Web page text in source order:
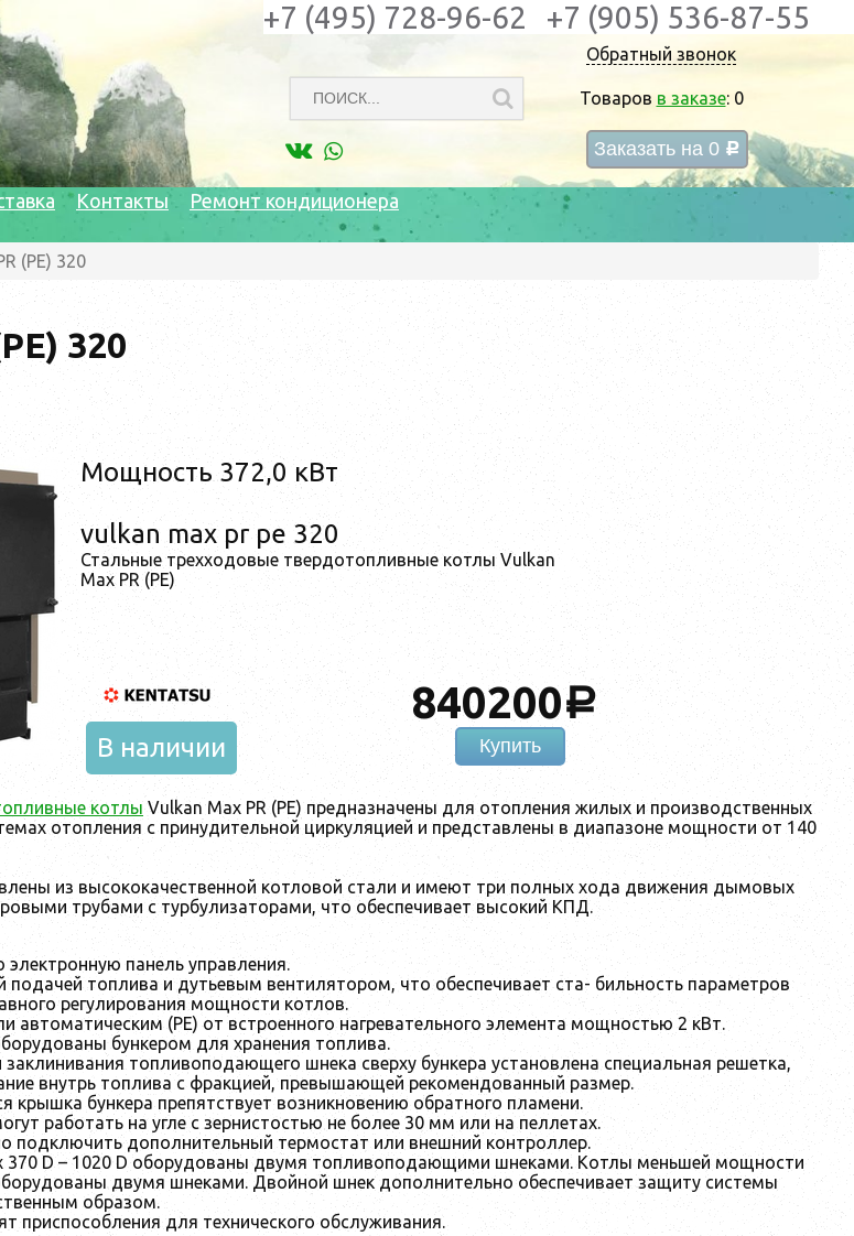
Обратный звонок
Товаров в заказе: 0
Заказать на 0 c
+7 (495) 728-96-62 +7 (905) 536-87-55
Контакты Ремонт кондиционера
(PE) 320
320
Мощность 372,0 кВт
vulkan max pr pe 320
Стальные трехходовые твердотопливные котлы Vulkan
Max PR (PE)
840200a
Купить
В наличии
котлы Vulkan Max PR (PE) предназначены для отопления жилых и производственных
отопления с принудительной циркуляцией и представлены в диапазоне мощности от 140
из высококачественной котловой стали и имеют три полных хода движения дымовых
трубами с турбулизаторами, что обеспечивает высокий КПД.
панель управления.
топлива и дутьевым вентилятором, что обеспечивает ста- бильность параметров
регулирования мощности котлов.
автоматическим (PE) от встроенного нагревательного элемента мощностью 2 кВт.
бункером для хранения топлива.
топливоподающего шнека сверху бункера установлена специальная решетка,
внутрь топлива с фракцией, превышающей рекомендованный размер.
крышка бункера препятствует возникновению обратного пламени.
работать на угле с зернистостью не более 30 мм или на пеллетах.
подключить дополнительный термостат или внешний контроллер.
370 D – 1020 D оборудованы двумя топливоподающими шнеками. Котлы меньшей мощности
двумя шнеками. Двойной шнек дополнительно обеспечивает защиту системы
образом.
приспособления для технического обслуживания.